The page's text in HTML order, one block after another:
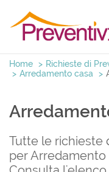
Home Richieste di
Arredamento casa
Tutte le richieste
per Arredamento